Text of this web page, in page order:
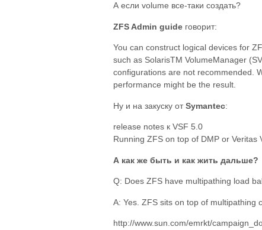
А если volume все-таки создать?
ZFS Admin guide говорит:
You can construct logical devices for
such as SolarisTM VolumeManager
configurations are not recommended.
performance might be the result.
Ну и на закуску отSymantec:
release notes к VSF 5.0
Running ZFS on top of DMP or Veritas
А как же быть и как жить дальше?
Q: Does ZFS have multipathing load
A: Yes. ZFS sits on top of multipathing
http://www.sun.com/emrkt/